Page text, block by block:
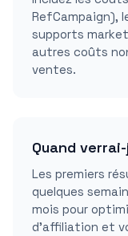
RefCampaign),
supports
autres coûts
ventes.
Quand
Les premiers
quelques
mois pour
d'affiliation et